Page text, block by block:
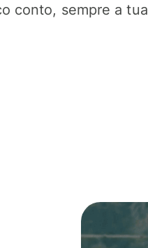
conto, sempre a tua